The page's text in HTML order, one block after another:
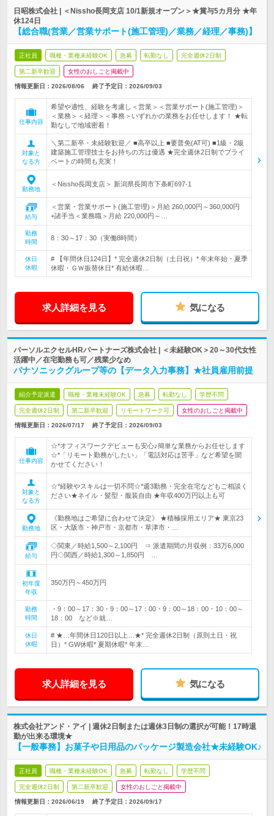
日昭株式会社 | ＜Nissho長岡支店 10/1新規オープン＞★賞与5カ月分 ★年
休124日
【総合職(営業／営業サポート(施工管理)／業務／経理／事務)】
正社員 職種・業種未経験OK 急募 転勤なし 完全週休2日制
第二新卒歓迎 女性のおしごと掲載中
情報更新日：2026/08/06 終了予定日： 2026/09/03
仕事内容
希望や適性、経験を考慮し＜営業＞＜営業サポート(施工管理)＞
＜業務＞＜経理＞＜事務＞いずれかの業務をお任せします！ ★転
勤なしで地域密着！
対象と
なる方
＼第二新卒・未経験歓迎／ ■高卒以上 ■要普免(AT可) ■1級・2級
建築施工管理技士をお持ちの方は優遇 ★完全週休2日制でプライ
ベートの時間も充実！
勤務地
＜Nissho長岡支店＞ 新潟県長岡市下条町697-1
給与
＜営業・営業サポート(施工管理)＞月給 260,000円～360,000円
+諸手当＜業務職＞月給 220,000円～…
勤務
時間
8：30～17：30（実働8時間）
休日
休暇
# 【年間休日124日】* 完全週休2日制（土日祝）* 年末年始・夏季
休暇・ＧＷ振替休日* 有給休暇…
求人詳細を見る 気になる
パーソルエクセルHRパートナーズ株式会社 | ＜未経験OK＞20～30代女性
活躍中／在宅勤務も可／残業少なめ
パナソニックグループ等の【データ入力事務】★社員雇用前提
紹介予定派遣 職種・業種未経験OK 急募 転勤なし 学歴不問
完全週休2日制 第二新卒歓迎 リモートワーク可 女性のおしごと掲載中
情報更新日：2026/07/17 終了予定日： 2026/09/03
仕事内容
☆*オフィスワークデビューも安心♪簡単な業務からお任せします
☆*「リモート勤務がしたい」「電話対応は苦手」など希望を聞
かせてください！
対象と
なる方
☆*経験やスキルは一切不問☆*週3勤務・完全在宅などもご相談く
ださい★ネイル・髪型・服装自由 ★年収400万円以上も可
勤務地
《勤務地はご希望に合わせて決定》 ★積極採用エリア★ 東京23
区・大阪市・神戸市・京都市・草津市・…
給与
◇関東／時給1,500～2,100円 ⇒ 派遣期間の月収例：33万6,000
円◇関西／時給1,300～1,850円 …
初年度
年収
350万円～450万円
勤務
時間
・9：00～17：30・9：00～17：00・9：00～18：00・10：00～
18：00 など※就…
休日
休暇
# ★…年間休日120日以上…★* 完全週休2日制（原則土日・祝
日）* GW休暇* 夏期休暇* 年末…
求人詳細を見る 気になる
株式会社アンド・アイ | 週休2日制または週休3日制の選択が可能！17時退
勤が出来る環境★
【一般事務】お菓子や日用品のパッケージ製造会社★未経験OK♪
正社員 職種・業種未経験OK 急募 転勤なし 学歴不問
完全週休2日制 第二新卒歓迎 女性のおしごと掲載中
情報更新日：2026/06/19 終了予定日： 2026/09/17